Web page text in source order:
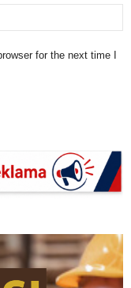
for the next time I